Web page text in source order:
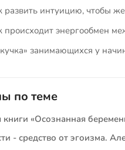
развить интуицию, чтобы
происходит энергообмен
занимающихся у
по теме
«Осознанная
- средство от эгоизма.